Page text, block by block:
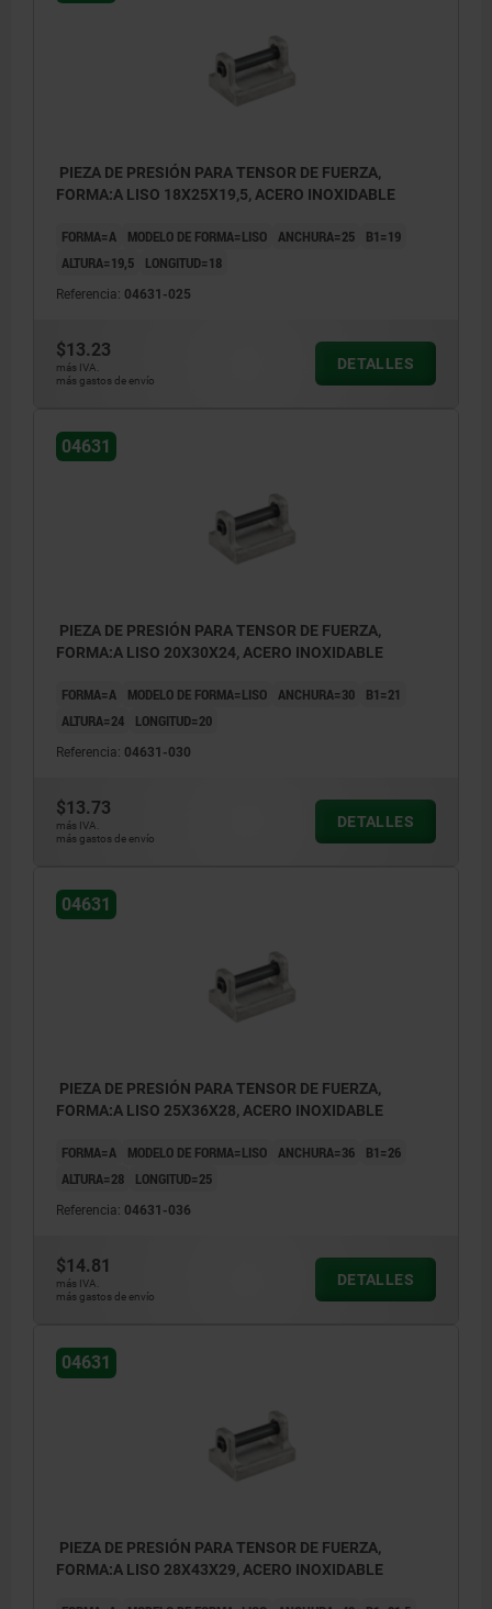
PIEZA DE PRESIÓN PARA TENSOR DE FUERZA,
FORMA:A LISO 18X25X19,5, ACERO INOXIDABLE
FORMA=A MODELO DE FORMA=LISO ANCHURA=25
B1=19
ALTURA=19,5
LONGITUD=18
Referencia: 04631-025
$13.23
más IVA.
más gastos de envío
DETALLES
04631
PIEZA DE PRESIÓN PARA TENSOR DE FUERZA,
FORMA:A LISO 20X30X24, ACERO INOXIDABLE
FORMA=A MODELO DE FORMA=LISO ANCHURA=30
B1=21
ALTURA=24
LONGITUD=20
Referencia: 04631-030
$13.73
más IVA.
más gastos de envío
DETALLES
04631
PIEZA DE PRESIÓN PARA TENSOR DE FUERZA,
FORMA:A LISO 25X36X28, ACERO INOXIDABLE
FORMA=A MODELO DE FORMA=LISO ANCHURA=36
B1=26
ALTURA=28
LONGITUD=25
Referencia: 04631-036
$14.81
más IVA.
más gastos de envío
DETALLES
04631
PIEZA DE PRESIÓN PARA TENSOR DE FUERZA,
FORMA:A LISO 28X43X29, ACERO INOXIDABLE